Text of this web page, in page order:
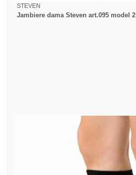
STEVEN
Jambiere dama Steven art.095 model 2